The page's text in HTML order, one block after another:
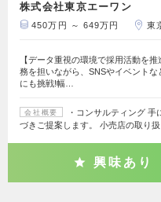
株式会社東京エーワン
450万円 ～ 649万円 東
【データ重視の環境で採用活動を
務を担いながら、SNSやイベント
にも挑戦!幅…
会社概要
・コンサルティング
づきご提案します。 小売店の取り
興味あり